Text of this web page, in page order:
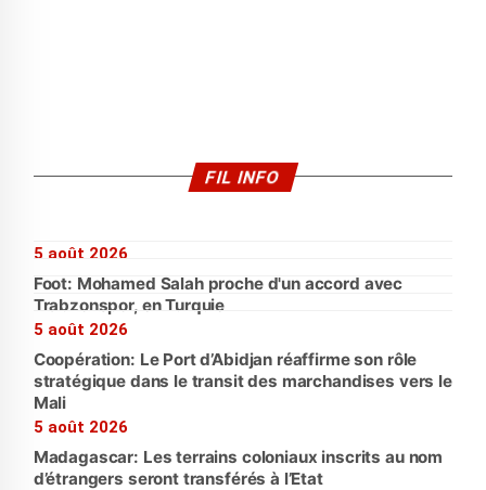
FIL INFO
5 août 2026
Foot: Mohamed Salah proche d'un accord avec
Trabzonspor, en Turquie
5 août 2026
Coopération: Le Port d’Abidjan réaffirme son rôle
stratégique dans le transit des marchandises vers le
Mali
5 août 2026
Madagascar: Les terrains coloniaux inscrits au nom
d’étrangers seront transférés à l’Etat